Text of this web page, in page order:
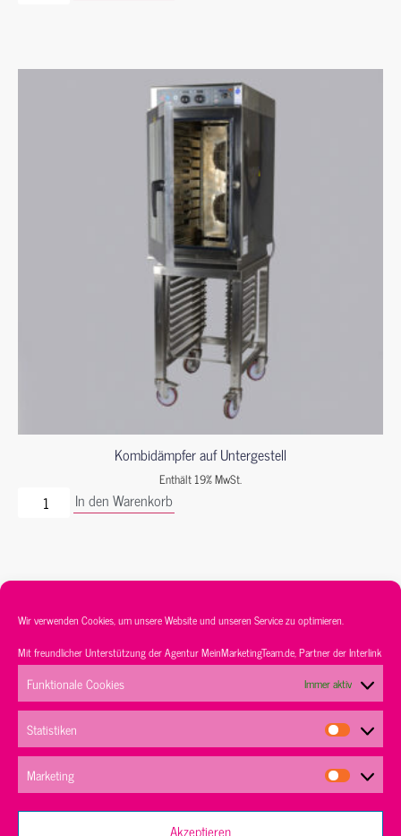
Wir verwenden Cookies, um unsere Website und unseren Service zu optimieren.
Mit freundlicher Unterstützung der AgenturMeinMarketingTeam.de, Partner derInterlink
Funktionale Cookies Immer aktiv
Statistiken
Marketing
Akzeptieren
Kombidämpfer auf Untergestell
Enthält 19% MwSt.
In den Warenkorb
Service Sortiment
AGB’s
Datenschutz
Impressum